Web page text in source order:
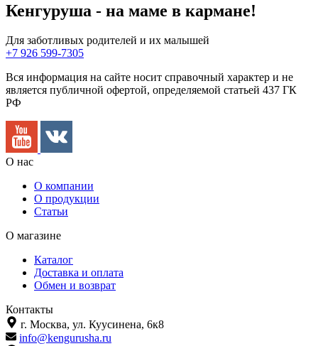
Кенгуруша - на маме в кармане!
Для заботливых родителей и их малышей
+7 926 599-7305
Вся информация на сайте носит справочный характер и не
является публичной офертой, определяемой статьей 437 ГК
РФ
О нас
О компании
О продукции
Статьи
О магазине
Каталог
Доставка и оплата
Обмен и возврат
Контакты
г. Москва, ул. Куусинена, 6к8
info@kengurusha.ru